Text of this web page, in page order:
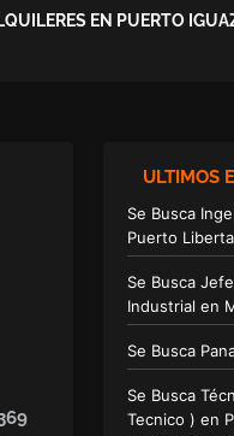
EN PUERTO
ULTIMOS
Se Busca
Puerto
Se Busca
Industrial en
Se Busca
Se Busca
Tecnico ) en